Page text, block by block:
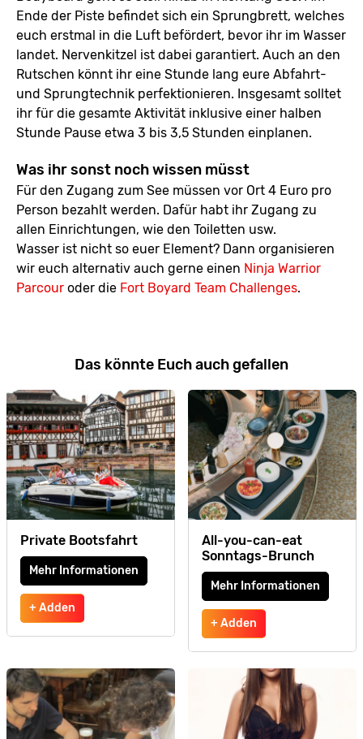
Ende der Piste befindet sich ein Sprungbrett, welches
euch erstmal in die Luft befördert, bevor ihr im Wasser
landet. Nervenkitzel ist dabei garantiert. Auch an den
Rutschen könnt ihr eine Stunde lang eure Abfahrt-
und Sprungtechnik perfektionieren. Insgesamt solltet
ihr für die gesamte Aktivität inklusive einer halben
Stunde Pause etwa 3 bis 3,5 Stunden einplanen.
Was ihr sonst noch wissen müsst
Für den Zugang zum See müssen vor Ort 4 Euro pro
Person bezahlt werden. Dafür habt ihr Zugang zu
allen Einrichtungen, wie den Toiletten usw.
Wasser ist nicht so euer Element? Dann organisieren
wir euch alternativ auch gerne einen Ninja Warrior
Parcour oder die Fort Boyard Team Challenges.
Das könnte Euch auch gefallen
Private Bootsfahrt
Mehr Informationen
+ Adden
All-you-can-eat
Sonntags-Brunch
Mehr Informationen
+ Adden